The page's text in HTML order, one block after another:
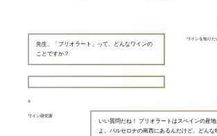
ワインを知りた
先生、「プリオラート」って、どんなワインの
ことですか？
ワイン研究家
いい質問だね！ プリオラートはスペインの産
よ。バルセロナの南西にあるんだけど、どんな